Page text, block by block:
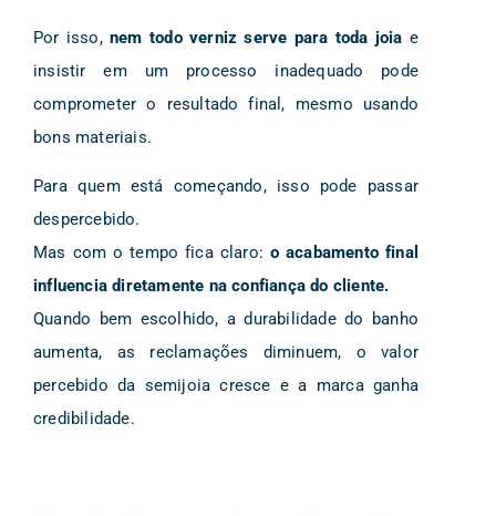
Por isso,nem todo verniz serve para toda joia e
insistir em um processo inadequado pode
comprometer o resultado final, mesmo usando
bons materiais.
Para quem está começando, isso pode passar
despercebido.
Mas com o tempo fica claro: o acabamento final
influencia diretamente na confiança do cliente.
Quando bem escolhido, a durabilidade do banho
aumenta, as reclamações diminuem, o valor
percebido da semijoia cresce e a marca ganha
credibilidade.